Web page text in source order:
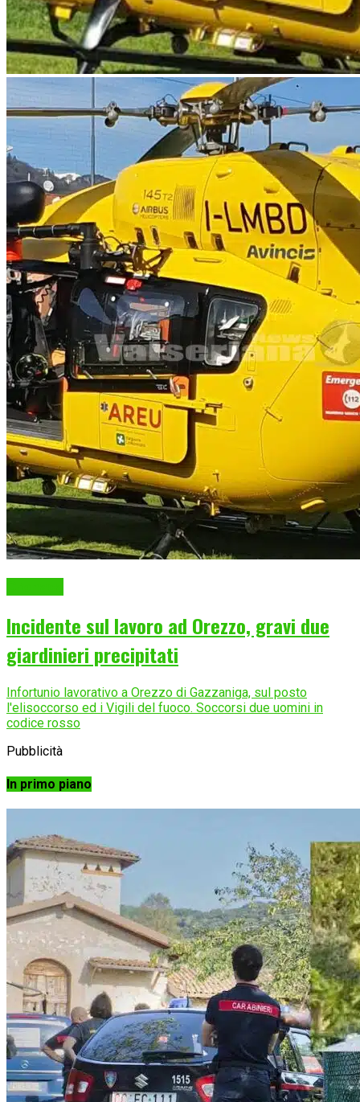
Incidente sul lavoro ad Orezzo, gravi due
giardinieri precipitati
Infortunio lavorativo a Orezzo di Gazzaniga, sul posto
l'elisoccorso ed i Vigili del fuoco. Soccorsi due uomini in
codice rosso
Pubblicità
In primo piano